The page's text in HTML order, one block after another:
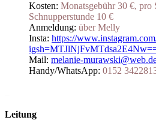
Kosten: Monatsgebühr 30 €, pro
Schnupperstunde 10 €
Anmeldung: über Melly
Insta: https://
Mail: melanie-m
Handy/WhatsApp: 0152
Leitung